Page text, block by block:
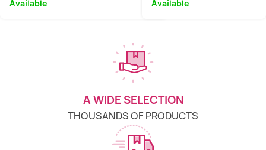
Available Available
A WIDE SELECTION
THOUSANDS OF PRODUCTS